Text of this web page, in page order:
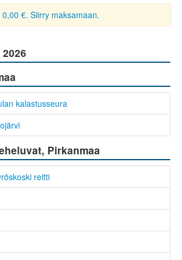
€. Siirry maksamaan.
kalastusseura
Pirkanmaa
reitti